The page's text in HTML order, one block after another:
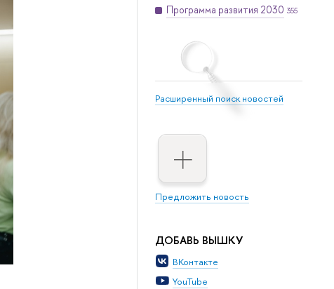
Программа развития 2030 355
Расширенный поиск новостей
Предложить новость
ДОБАВЬ ВЫШКУ
ВКонтакте
YouTube